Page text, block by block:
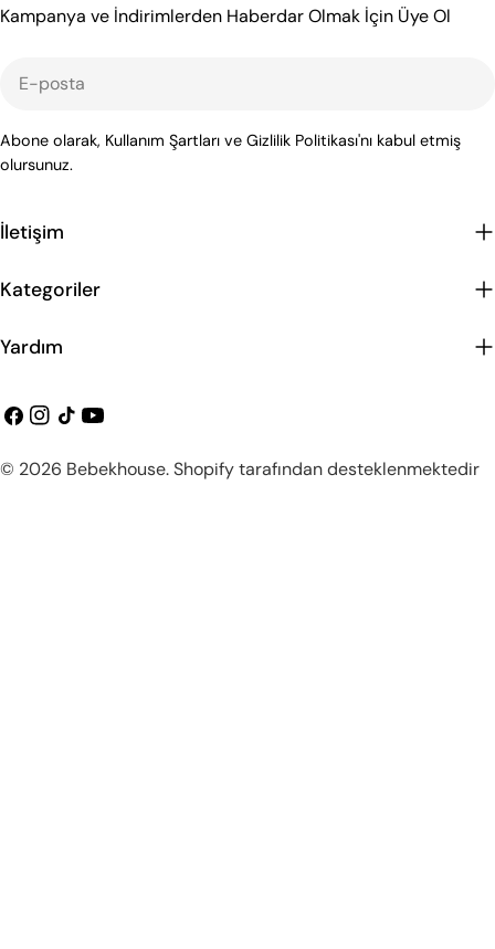
Kampanya ve İndirimlerden Haberdar Olmak İçin Üye Ol
posta
Abone olarak, Kullanım Şartları ve Gizlilik Politikası'nı kabul etmiş
olursunuz.
İletişim
Kategoriler
Yardım
Facebook
instagram
TiktokYoutube
© 2026 Bebekhouse.Shopify tarafından desteklenmektedir
Ödeme